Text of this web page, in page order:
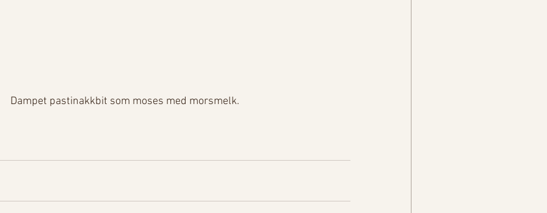
Dampet pastinakkbit som moses med morsmelk.